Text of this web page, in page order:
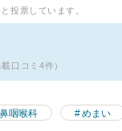
投票しています。
口コミ4件）
咽喉科 めまい